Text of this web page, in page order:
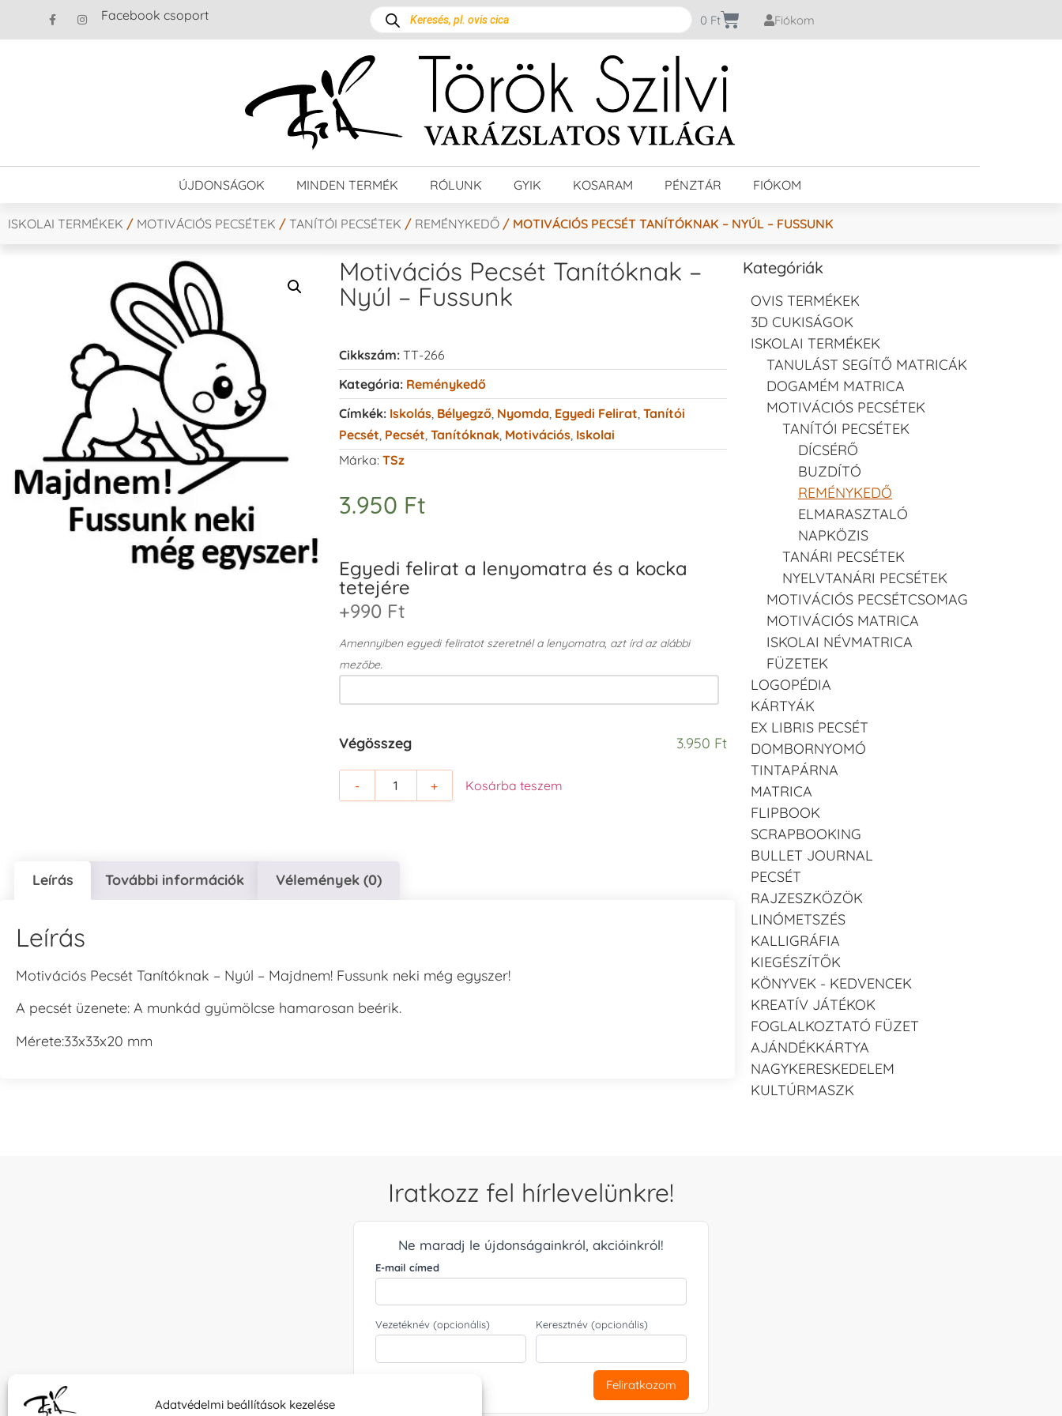
Adatvédelmi beállítások kezelése
Facebook csoport 0 Ft Fiókom
ÚJDONSÁGOK MINDEN TERMÉK RÓLUNK GYIK KOSARAM PÉNZTÁR FIÓKOM
ISKOLAI TERMÉKEK / MOTIVÁCIÓS PECSÉTEK / TANÍTÓI PECSÉTEK / REMÉNYKEDŐ / MOTIVÁCIÓS PECSÉT TANÍTÓKNAK – NYÚL – FUSSUNK
Motivációs Pecsét Tanítóknak –
Nyúl – Fussunk
Cikkszám: TT-266
Kategória: Reménykedő
Címkék: Iskolás, Bélyegző, Nyomda Egyedi Felirat Tanítói
Pecsét Pecsét Tanítóknak, Motivációs, Iskolai
Márka: TSz
3.950 Ft
Egyedi felirat a lenyomatra és a kocka
tetejére
+990 Ft
Amennyiben egyedi feliratot szeretnél a lenyomatra, azt írd az alábbi
mezőbe.
Végösszeg 3.950 Ft
- + Kosárba teszem
Leírás További információk Vélemények (0)
Leírás
Motivációs Pecsét Tanítóknak – Nyúl – Majdnem! Fussunk neki még egyszer!
A pecsét üzenete: A munkád gyümölcse hamarosan beérik.
Mérete:33x33x20 mm
Kategóriák
OVIS TERMÉKEK
3D CUKISÁGOK
ISKOLAI TERMÉKEK
TANULÁST SEGÍTŐ MATRICÁK
DOGAMÉM MATRICA
MOTIVÁCIÓS PECSÉTEK
TANÍTÓI PECSÉTEK
DÍCSÉRŐ
BUZDÍTÓ
REMÉNYKEDŐ
ELMARASZTALÓ
NAPKÖZIS
TANÁRI PECSÉTEK
NYELVTANÁRI PECSÉTEK
MOTIVÁCIÓS PECSÉTCSOMAG
MOTIVÁCIÓS MATRICA
ISKOLAI NÉVMATRICA
FÜZETEK
LOGOPÉDIA
KÁRTYÁK
EX LIBRIS PECSÉT
DOMBORNYOMÓ
TINTAPÁRNA
MATRICA
FLIPBOOK
SCRAPBOOKING
BULLET JOURNAL
PECSÉT
RAJZESZKÖZÖK
LINÓMETSZÉS
KALLIGRÁFIA
KIEGÉSZÍTŐK
KÖNYVEK - KEDVENCEK
KREATÍV JÁTÉKOK
FOGLALKOZTATÓ FÜZET
AJÁNDÉKKÁRTYA
NAGYKERESKEDELEM
KULTÚRMASZK
Iratkozz fel hírlevelünkre!
Ne maradj le újdonságainkról, akcióinkról!
E-mail címed
Vezetéknév (opcionális) Keresztnév (opcionális)
Feliratkozom